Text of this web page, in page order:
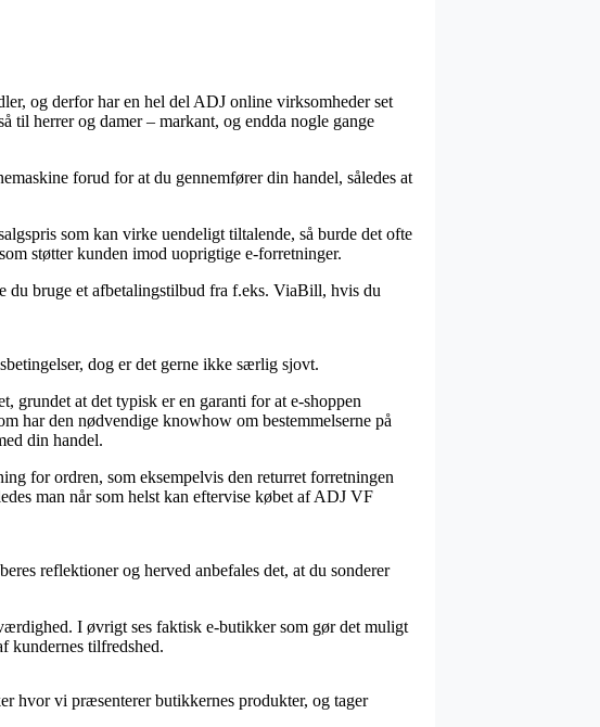
og derfor har en hel del ADJ online virksomheder set
til herrer og damer – markant, og endda nogle gange
forud for at du gennemfører din handel, således at
som kan virke uendeligt tiltalende, så burde det ofte
støtter kunden imod uoprigtige e-forretninger.
du bruge et afbetalingstilbud fra f.eks. ViaBill, hvis du
dog er det gerne ikke særlig sjovt.
grundet at det typisk er en garanti for at e-shoppen
har den nødvendige knowhow om bestemmelserne på
din handel.
for ordren, som eksempelvis den returret forretningen
man når som helst kan eftervise købet af ADJ VF
reflektioner og herved anbefales det, at du sonderer
I øvrigt ses faktisk e-butikker som gør det muligt
kundernes tilfredshed.
hvor vi præsenterer butikkernes produkter, og tager